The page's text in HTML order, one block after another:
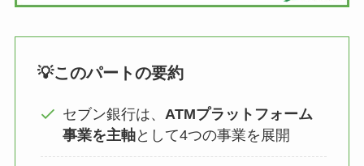
💡このパートの要約
セブン銀行は、 ATMプラットフォーム
事業を主軸として4つの事業を展開